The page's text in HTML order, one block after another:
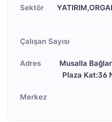
Sektör
Çalışan Sayısı
Adres
Musalla
Plaza Kat:36
Merkez